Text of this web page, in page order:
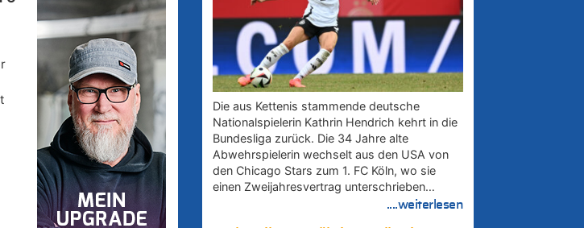
Die aus Kettenis stammende deutsche
Nationalspielerin Kathrin Hendrich kehrt in die
Bundesliga zurück. Die 34 Jahre alte
Abwehrspielerin wechselt aus den USA von
den Chicago Stars zum 1. FC Köln, wo sie
einen Zweijahresvertrag unterschrieben…
....weiterlesen